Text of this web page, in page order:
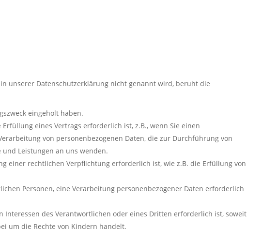
unserer Datenschutzerklärung nicht genannt wird, beruht die
eingeholt haben.
eines Vertrags erforderlich ist, z.B., wenn Sie einen
von personenbezogenen Daten, die zur Durchführung von
Leistungen an uns wenden.
einer rechtlichen Verpflichtung erforderlich ist, wie z.B. die Erfüllung von
Personen, eine Verarbeitung personenbezogener Daten erforderlich
Interessen des Verantwortlichen oder eines Dritten erforderlich ist, soweit
um die Rechte von Kindern handelt.